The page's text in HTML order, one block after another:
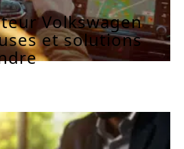
Volkswagen
et solutions